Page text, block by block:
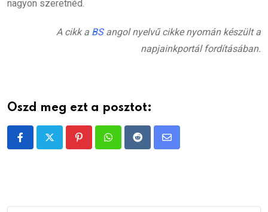
nagyon szeretnéd.
A cikk a BSangol nyelvű cikke nyomán készült a
napjainkportál fordításában.
Oszd meg ezt a posztot:
PinterestWhatsappRedditShare